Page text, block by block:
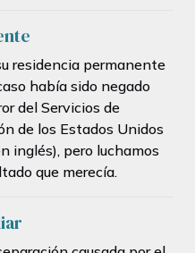
residencia permanente
había sido negado
del Servicios de
de los Estados Unidos
inglés), pero luchamos
que merecía.